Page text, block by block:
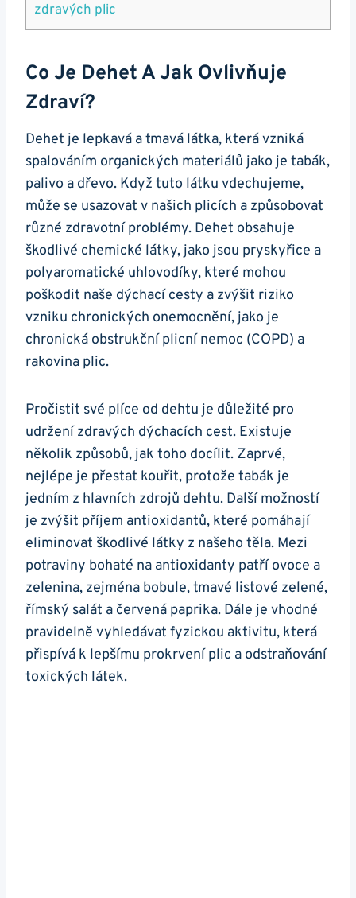
zdravých plic
Co Je ⁢dehet ⁤a Jak Ovlivňuje
Zdraví?
Dehet je ‌lepkavá a tmavá látka, která vzniká
spalováním organických⁣ materiálů jako je tabák,
‌palivo a dřevo.‌ Když tuto látku vdechujeme,
může se usazovat v našich ‍plicích​ a způsobovat
různé⁤ zdravotní problémy. ⁢Dehet obsahuje
škodlivé chemické ‍látky, jako jsou pryskyřice a‍
polyaromatické ⁢uhlovodíky, které mohou
poškodit naše dýchací cesty a zvýšit riziko
‌vzniku chronických onemocnění, jako je
chronická obstrukční plicní nemoc‌ (COPD)⁢ a
rakovina plic.
Pročistit své plíce od dehtu ‌je důležité ⁤pro
udržení zdravých dýchacích cest. Existuje
několik způsobů, jak toho docílit. Zaprvé,⁢
nejlépe je přestat ​kouřit, protože‌ tabák je
jedním z hlavních ⁤zdrojů dehtu. Další možností
je zvýšit příjem ‍antioxidantů, ​které pomáhají
eliminovat škodlivé látky z našeho těla. Mezi
potraviny bohaté⁣ na antioxidanty patří ⁣ovoce⁢ a
zelenina, zejména​ bobule, ‌tmavé listové zelené,
římský salát a ‍červená paprika. Dále je vhodné
pravidelně vyhledávat fyzickou aktivitu, která⁢
přispívá k lepšímu prokrvení plic a odstraňování
toxických látek.